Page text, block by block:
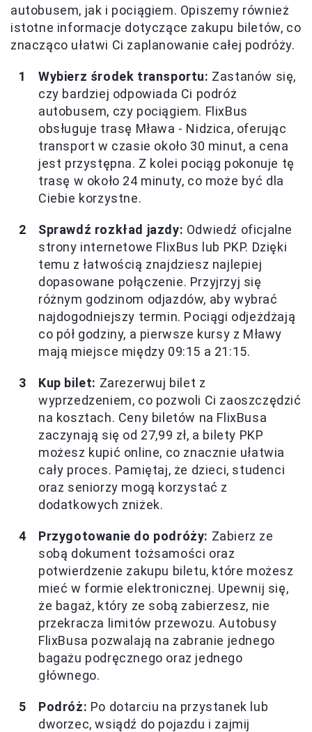
autobusem, jak i pociągiem. Opiszemy również
istotne informacje dotyczące zakupu biletów, co
znacząco ułatwi Ci zaplanowanie całej podróży.
Wybierz środek transportu: Zastanów się,
czy bardziej odpowiada Ci podróż
autobusem, czy pociągiem. FlixBus
obsługuje trasę Mława - Nidzica, oferując
transport w czasie około 30 minut, a cena
jest przystępna. Z kolei pociąg pokonuje tę
trasę w około 24 minuty, co może być dla
Ciebie korzystne.
Sprawdź rozkład jazdy: Odwiedź oficjalne
strony internetowe FlixBus lub PKP. Dzięki
temu z łatwością znajdziesz najlepiej
dopasowane połączenie. Przyjrzyj się
różnym godzinom odjazdów, aby wybrać
najdogodniejszy termin. Pociągi odjeżdżają
co pół godziny, a pierwsze kursy z Mławy
mają miejsce między 09:15 a 21:15.
Kup bilet: Zarezerwuj bilet z
wyprzedzeniem, co pozwoli Ci zaoszczędzić
na kosztach. Ceny biletów na FlixBusa
zaczynają się od 27,99 zł, a bilety PKP
możesz kupić online, co znacznie ułatwia
cały proces. Pamiętaj, że dzieci, studenci
oraz seniorzy mogą korzystać z
dodatkowych zniżek.
Przygotowanie do podróży: Zabierz ze
sobą dokument tożsamości oraz
potwierdzenie zakupu biletu, które możesz
mieć w formie elektronicznej. Upewnij się,
że bagaż, który ze sobą zabierzesz, nie
przekracza limitów przewozu. Autobusy
FlixBusa pozwalają na zabranie jednego
bagażu podręcznego oraz jednego
głównego.
Podróż: Po dotarciu na przystanek lub
dworzec, wsiądź do pojazdu i zajmij